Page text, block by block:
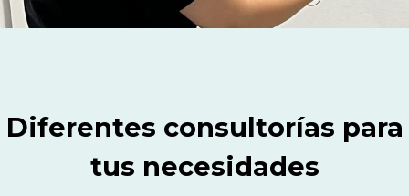
Diferentes consultorías para
tus necesidades